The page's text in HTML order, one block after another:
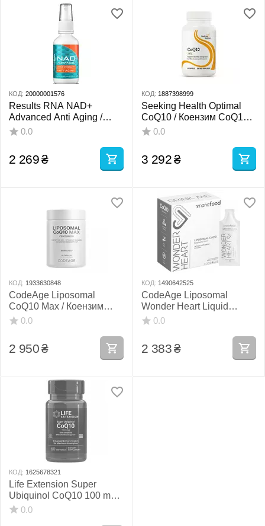
КОД: 20000001576
Results RNA NAD+
Advanced Anti Aging /
НАД+ Антивікова
0.0
2 269₴
КОД: 1887398999
Seeking Health Optimal
CoQ10 / Коензим CoQ10
100 мг 60 капсул
0.0
3 292₴
КОД: 1933630848
CodeAge Liposomal
CoQ10 Max / Коензим
Ку10 250 мг
0.0
2 950₴
КОД: 1490642525
CodeAge Liposomal
Wonder Heart Liquid
CoQ10 / Ліпосомальний
0.0
2 383₴
КОД: 1625678321
Life Extension Super
Ubiquinol CoQ10 100 mg /
Супер убіхінол Ку10 з
0.0